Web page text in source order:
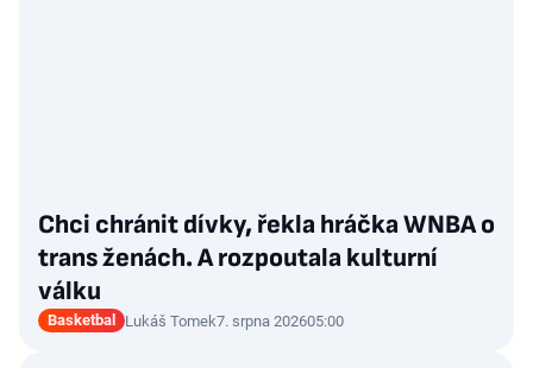
Chci chránit dívky, řekla hráčka WNBA o
trans ženách. A rozpoutala kulturní
válku
Basketbal Lukáš Tomek7. srpna 202605:00